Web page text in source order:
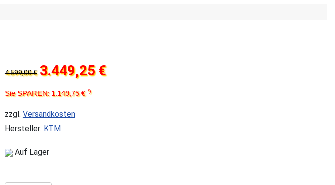
4.599,00 € 3.449,25 €
Sie SPAREN: 1.149,75 €*)
zzgl. Versandkosten
Hersteller: KTM
Auf Lager